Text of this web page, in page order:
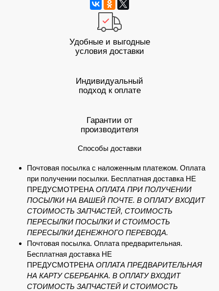
Удобные и выгодные
условия доставки
Индивидуальный
подход к оплате
Гарантии от
производителя
Способы доставки
Почтовая посылка с наложенным платежом. Оплата
при получении посылки. Бесплатная доставка НЕ
ПРЕДУСМОТРЕНА ОПЛАТА ПРИ ПОЛУЧЕНИИ
ПОСЫЛКИ НА ВАШЕЙ ПОЧТЕ. В ОПЛАТУ ВХОДИТ
СТОИМОСТЬ ЗАПЧАСТЕЙ, СТОИМОСТЬ
ПЕРЕСЫЛКИ ПОСЫЛКИ И СТОИМОСТЬ
ПЕРЕСЫЛКИ ДЕНЕЖНОГО ПЕРЕВОДА.
Почтовая посылка. Оплата предварительная.
Бесплатная доставка НЕ
ПРЕДУСМОТРЕНА ОПЛАТА ПРЕДВАРИТЕЛЬНАЯ
НА КАРТУ СБЕРБАНКА. В ОПЛАТУ ВХОДИТ
СТОИМОСТЬ ЗАПЧАСТЕЙ И СТОИМОСТЬ